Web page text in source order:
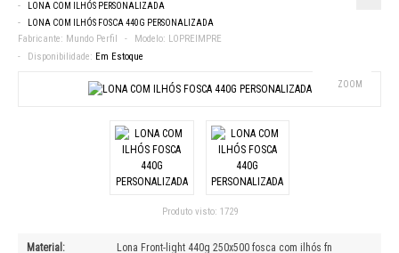
LONA COM ILHÓS PERSONALIZADA
LONA COM ILHÓS FOSCA 440G PERSONALIZADA
Fabricante: Mundo Perfil Modelo: LOPREIMPRE
Disponibilidade: Em Estoque
ZOOM
Produto visto: 1729
Material: Lona Front-light 440g 250x500 fosca com ilhós fn